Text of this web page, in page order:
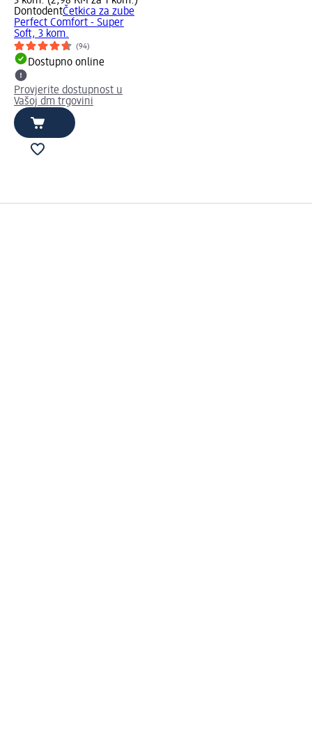
DontodentČetkica za zube
Perfect Comfort - Super
Soft, 3 kom.
(94)
Dostupno online
Provjerite dostupnost u
Vašoj dm trgovini